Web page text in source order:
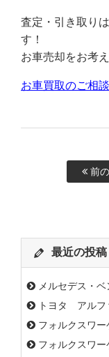
査定・引き取り
す！
お車売却をお考
お車買取のご相
前
最近の投稿
メルセデス・
トヨタ アル
フォルクスワ
フォルクスワ